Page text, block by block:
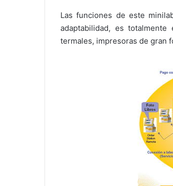
Las funciones de este
adaptabilidad, es
termales, impresoras de gran